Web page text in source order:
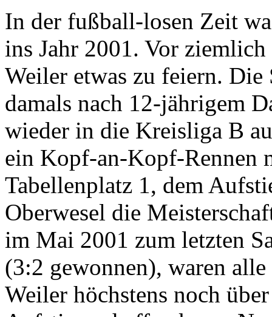
In der fußball-losen Zeit
ins Jahr 2001. Vor ziemlich
Weiler etwas zu feiern. Die
damals nach 12-jährigem
wieder in die Kreisliga B
ein Kopf-an-Kopf-Rennen
Tabellenplatz 1, dem
Oberwesel die
im Mai 2001 zum letzten
(3:2 gewonnen), waren
Weiler höchstens noch